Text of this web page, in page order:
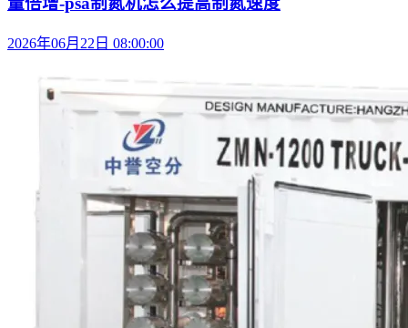
2026年06月22日 08:00:00